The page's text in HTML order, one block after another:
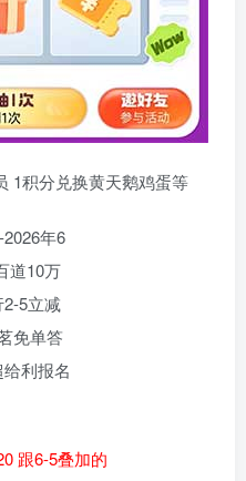
1积分兑换黄天鹅鸡蛋等
跟6-5叠加的